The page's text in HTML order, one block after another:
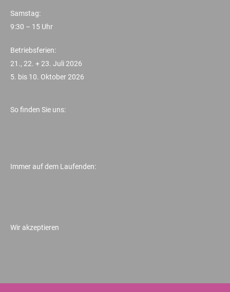
Samstag:
9:30 – 15 Uhr
Betriebsferien:
21., 22. + 23. Juli 2026
5. bis 10. Oktober 2026
So finden Sie uns:
Immer auf dem Laufenden:
Wir akzeptieren